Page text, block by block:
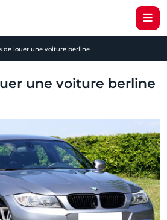
de louer une voiture berline
une voiture berline